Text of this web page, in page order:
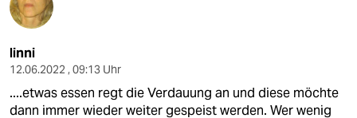
linni
12.06.2022 , 09:13 Uhr
....etwas essen regt die Verdauung an und diese möchte
dann immer wieder weiter gespeist werden. Wer wenig